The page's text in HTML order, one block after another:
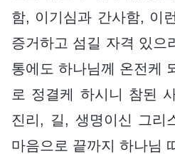
함, 이기심과 간사함, 이
증거하고 섬길 자격 있으
통에도 하나님께 온전케
로 정결케 하시니 참된
진리, 길, 생명이신 그리
마음으로 끝까지 하나님